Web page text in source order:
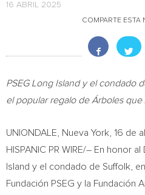
16 ABRIL 2025
COMPARTE ESTA
PSEG Long Island y el condado
el popular regalo de Árboles que
UNIONDALE Nueva York 16 de
HISPANIC PR WIRE/– En honor
Island y el condado de Suffolk ,
Fundación PSEG y la Fundación